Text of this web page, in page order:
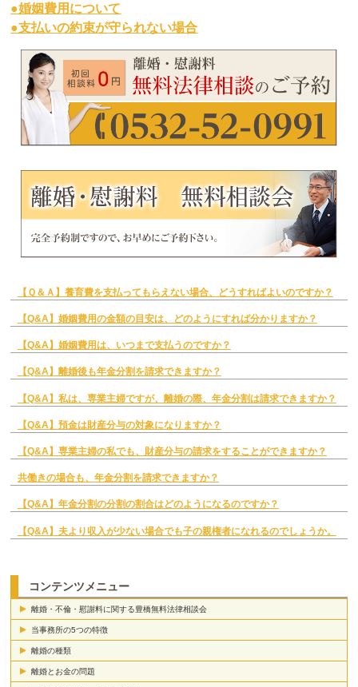
●婚姻費用について
●支払いの約束が守られない場合
【Ｑ＆Ａ】養育費を支払ってもらえない場合、どうすればよいのですか？
【Q&A】婚姻費用の金額の目安は、どのようにすれば分かりますか？
【Q&A】婚姻費用は、いつまで支払うのですか？
【Q&A】離婚後も年金分割を請求できますか？
【Q&A】私は、専業主婦ですが、離婚の際、年金分割は請求できますか？
【Q&A】預金は財産分与の対象になりますか？
【Q&A】専業主婦の私でも、財産分与の請求をすることができますか？
共働きの場合も、年金分割を請求できますか？
【Q&A】年金分割の分割の割合はどのようになるのですか？
【Q&A】夫より収入が少ない場合でも子の親権者になれるのでしょうか。
コンテンツメニュー
離婚・不倫・慰謝料に関する豊橋無料法律相談会
当事務所の5つの特徴
離婚の種類
離婚とお金の問題